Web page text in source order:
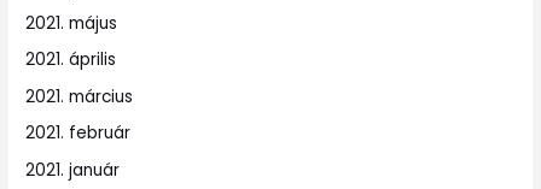
2021. május
2021. április
2021. március
2021. február
2021. január